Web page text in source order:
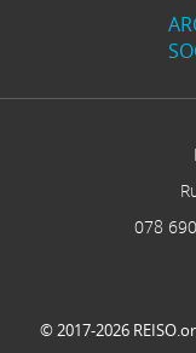
078
© 2017-2026